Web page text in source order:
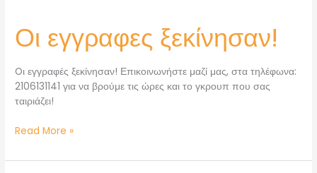
Οι εγγραφες ξεκίνησαν!
Oι εγγραφές ξεκίνησαν! Επικοινωνήστε μαζί μας, στα τηλέφωνα:
2106131141 για να βρούμε τις ώρες και το γκρουπ που σας
ταιριάζει!
ξεκίνησαν!
Read More »